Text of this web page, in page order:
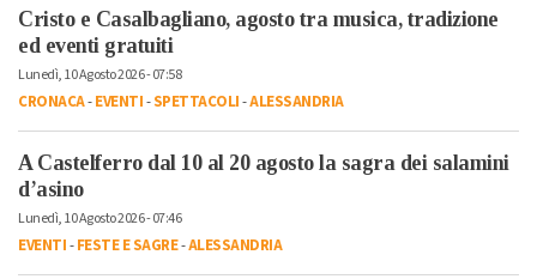
Cristo e Casalbagliano, agosto tra musica, tradizione
ed eventi gratuiti
Lunedì, 10 Agosto 2026 - 07:58
CRONACA-EVENTI-SPETTACOLI-ALESSANDRIA
A Castelferro dal 10 al 20 agosto la sagra dei salamini
d’asino
Lunedì, 10 Agosto 2026 - 07:46
EVENTI-FESTE E SAGRE-ALESSANDRIA